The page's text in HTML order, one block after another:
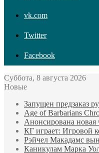
vk.com
Twitter
Facebook
Суббота, 8 августа 2026
Новые
Запущен предзаказ
Age of Barbarians
Анонсирована новая
КГ играет: Игровой
Рэйчел Макадамс
Каникулам Марка